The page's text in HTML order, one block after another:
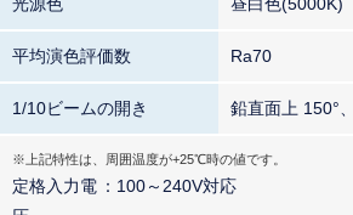
平均演色評価数 Ra70
1/10ビームの開き 鉛直面上 150°
※上記特性は、周囲温度が+25℃時の値です。
定格入力電
100～240V対応